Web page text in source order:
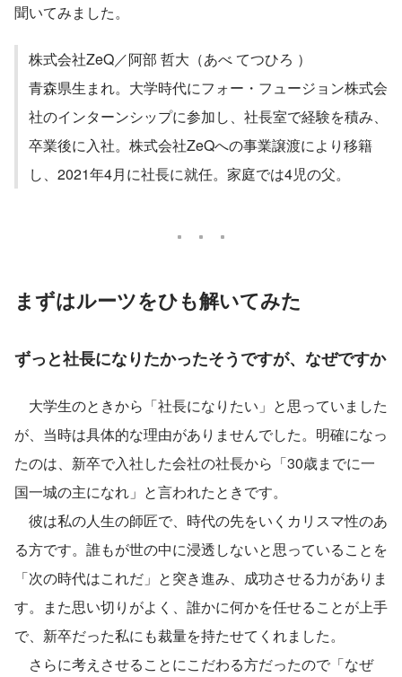
聞いてみました。
株式会社ZeQ／阿部 哲大（あべ てつひろ ）
青森県生まれ。大学時代にフォー・フュージョン株式会
社のインターンシップに参加し、社長室で経験を積み、
卒業後に入社。株式会社ZeQへの事業譲渡により移籍
し、2021年4月に社長に就任。家庭では4児の父。
まずはルーツをひも解いてみた
ずっと社長になりたかったそうですが、なぜですか
大学生のときから「社長になりたい」と思っていました
が、当時は具体的な理由がありませんでした。明確になっ
たのは、新卒で入社した会社の社長から「30歳までに一
国一城の主になれ」と言われたときです。
彼は私の人生の師匠で、時代の先をいくカリスマ性のあ
る方です。誰もが世の中に浸透しないと思っていることを
「次の時代はこれだ」と突き進み、成功させる力がありま
す。また思い切りがよく、誰かに何かを任せることが上手
で、新卒だった私にも裁量を持たせてくれました。
さらに考えさせることにこだわる方だったので「なぜ